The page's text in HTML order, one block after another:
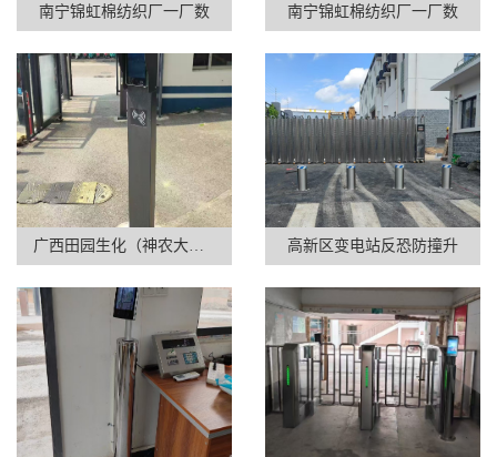
南宁锦虹棉纺织厂一厂数 南宁锦虹棉纺织厂一厂数
广西田园生化（神农大厦）大 高新区变电站反恐防撞升